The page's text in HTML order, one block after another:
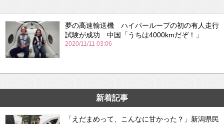
夢の高速輸送機 ハイパーループの初の有人走行
試験が成功 中国「うちは4000kmだぞ！」
2020/11/11 03:06
新着記事
「えだまめって、こんなに甘かった？」新潟県民